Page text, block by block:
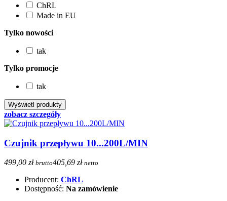
ChRL
Made in EU
Tylko nowości
tak
Tylko promocje
tak
zobacz szczegóły
Czujnik przepływu 10...200L/MIN
499,00 zł brutto405,69 zł netto
Producent: ChRL
Dostępność: Na zamówienie